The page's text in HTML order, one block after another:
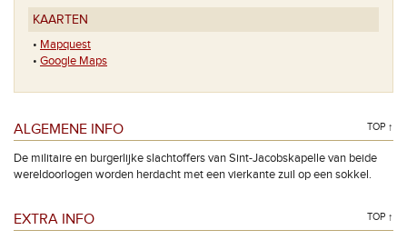
KAARTEN
• Mapquest
• Google Maps
ALGEMENE INFO TOP ↑
De militaire en burgerlijke slachtoffers van Sint-Jacobskapelle van beide
wereldoorlogen worden herdacht met een vierkante zuil op een sokkel.
EXTRA INFO TOP ↑